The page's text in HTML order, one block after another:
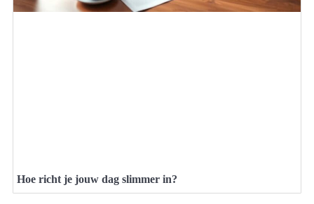
Hoe richt je jouw dag slimmer in?